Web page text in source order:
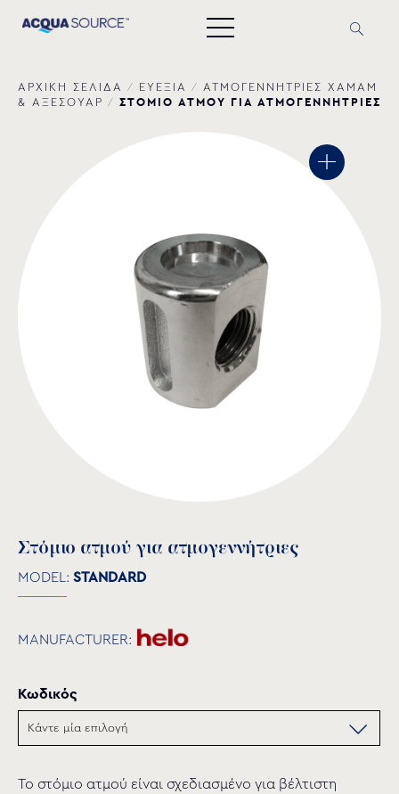
ΑΡΧΙΚΗ ΣΕΛΙΔΑ / ΕΥΕΞΙΑ /
ΑΤΜΟΓΕΝΝΗΤΡΙΕΣ ΧΑΜΑΜ
& AΞΕΣΟΥΑΡ / ΣΤΟΜΙΟ ΑΤΜΟΥ ΓΙΑ ΑΤΜΟΓΕΝΝΗΤΡΙΕΣ
Στόμιο ατμού για ατμογεννήτριες
MODEL: STANDARD
MANUFACTURER:
Κωδικός
To στόμιο ατμού είναι σχεδιασμένο για βέλτιστη